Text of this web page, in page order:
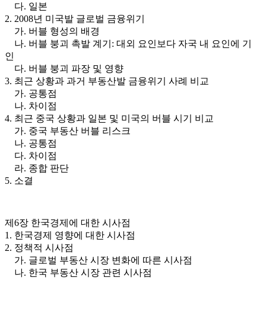
다. 일본
2. 2008년 미국발 글로벌 금융위기
가. 버블 형성의 배경
나. 버블 붕괴 촉발 계기: 대외 요인보다 자국 내 요인에 기
인
다. 버블 붕괴 파장 및 영향
3. 최근 상황과 과거 부동산발 금융위기 사례 비교
가. 공통점
나. 차이점
4. 최근 중국 상황과 일본 및 미국의 버블 시기 비교
가. 중국 부동산 버블 리스크
나. 공통점
다. 차이점
라. 종합 판단
5. 소결
제6장 한국경제에 대한 시사점
1. 한국경제 영향에 대한 시사점
2. 정책적 시사점
가. 글로벌 부동산 시장 변화에 따른 시사점
나. 한국 부동산 시장 관련 시사점